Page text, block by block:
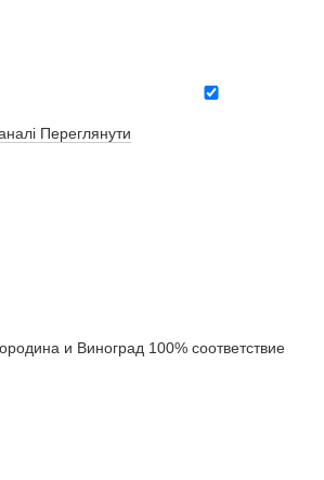
Переглянути
и Виноград 100% соответствие